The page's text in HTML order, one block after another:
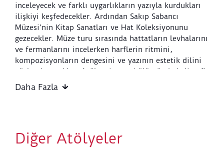
inceleyecek ve farklı uygarlıkların yazıyla kurdukları
ilişkiyi keşfedecekler. Ardından Sakıp Sabancı
Müzesi’nin Kitap Sanatları ve Hat Koleksiyonunu
gezecekler. Müze turu sırasında hattatların levhalarını
ve fermanlarını incelerken harflerin ritmini,
kompozisyonların dengesini ve yazının estetik dilini
gözlemleyecekler. Atölyenin son bölümünde kaligrafi
ve kamış kalemlerle kendi güzel yazı levhalarını
harflerle yeni kurdukları ilişkiyi yaratıcı ve unutulmaz
bir deneyime dönüştürecek.
Daha Fazla
Diğer Atölyeler